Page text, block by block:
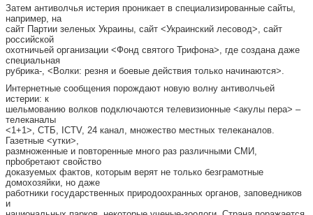
Затем антиволчья истерия проникает в специализированные сайты,
например, на
сайт Партии зеленых Украины, сайт <Украинский лесовод>, сайт
российской
охотничьей организации <Фонд святого Трифона>, где создана даже
специальная
рубрика-, <Волки: резня и боевые действия только начинаются>.
Интернетные сообщения порождают новую волну антиволчьей
истерии: к
шельмованию волков подключаются телевизионные <акулы пера> –
телеканалы
<1+1>, СТБ, ICTV, 24 канал, множество местных телеканалов.
Газетные <утки>,
размноженные и повторенные много раз различными СМИ,
прbобретают свойство
доказуемых фактов, которым верят не только безграмотные
домохозяйки, но даже
работники государственных природоохранных органов, заповедников
и